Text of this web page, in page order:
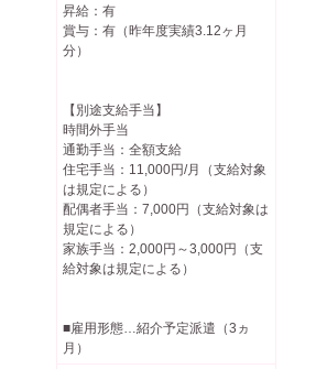
昇給：有
賞与：有（昨年度実績3.12ヶ月
分）
【別途支給手当】
時間外手当
通勤手当：全額支給
住宅手当：11,000円/月（支給対象
は規定による）
配偶者手当：7,000円（支給対象は
規定による）
家族手当：2,000円～3,000円（支
給対象は規定による）
■雇用形態…紹介予定派遣（3ヵ
月）